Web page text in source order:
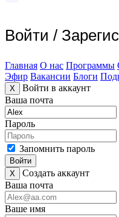
Войти /
Главная О нас Программы
Эфир Вакансии Блоги
X
Войти в аккаунт
Ваша почта
Пароль
Запомнить пароль
Войти
X
Создать аккаунт
Ваша почта
Ваше имя